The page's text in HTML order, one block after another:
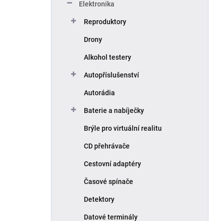
Elektronika
Reproduktory
Drony
Alkohol testery
Autopříslušenství
Autorádia
Baterie a nabíječky
Brýle pro virtuální realitu
CD přehrávače
Cestovní adaptéry
Časové spínače
Detektory
Datové terminály